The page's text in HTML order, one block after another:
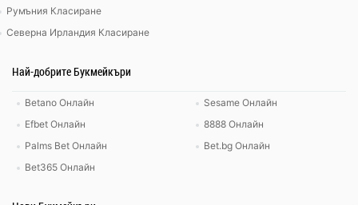
Румъния Класиране
Северна Ирландия Класиране
Най-добрите Букмейкъри
Betano Онлайн
Efbet Онлайн
Palms Bet Онлайн
Bet365 Онлайн
Sesame Онлайн
8888 Онлайн
Bet.bg Онлайн